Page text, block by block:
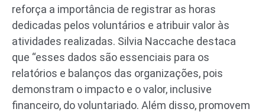
reforça a importância de registrar as horas
dedicadas pelos voluntários e atribuir valor às
atividades realizadas. Silvia Naccache destaca
que “esses dados são essenciais para os
relatórios e balanços das organizações, pois
demonstram o impacto e o valor, inclusive
financeiro, do voluntariado. Além disso, promovem